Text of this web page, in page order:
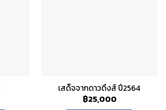
เสด็จจากดาวดึงส์ ปี2564
฿25,000